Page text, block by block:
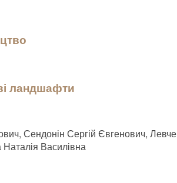
ландшафти
Сендонін Сергій Євгенович,
Наталія Василівна